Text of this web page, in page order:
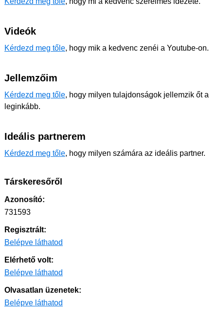
Videók
Kérdezd meg tőle, hogy mik a kedvenc zenéi a Youtube-on.
Jellemzőim
Kérdezd meg tőle, hogy milyen tulajdonságok jellemzik őt a
leginkább.
Ideális partnerem
Kérdezd meg tőle, hogy milyen számára az ideális partner.
Társkeresőről
Azonosító:
731593
Regisztrált:
Belépve láthatod
Elérhető volt:
Belépve láthatod
Olvasatlan üzenetek:
Belépve láthatod